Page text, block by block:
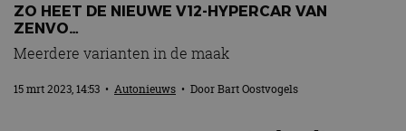
MotorRAI.nl
ZO HEET DE NIEUWE V12-HYPERCAR VAN
ZENVO…
Meerdere varianten in de maak
15 mrt 2023, 14:53 • Autonieuws • DoorBart Oostvogels